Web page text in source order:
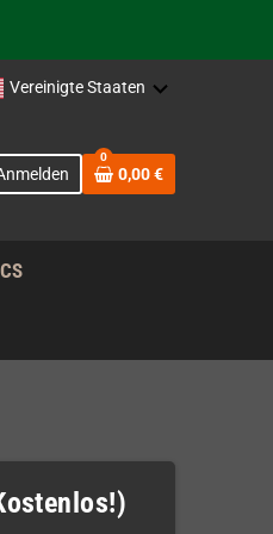
Vereinigte Staaten
0
0,00 €